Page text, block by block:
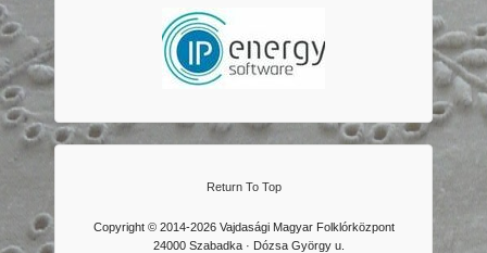
Return To Top
Copyright © 2014-2026 Vajdasági Magyar Folklórközpont
24000 Szabadka · Dózsa György u.